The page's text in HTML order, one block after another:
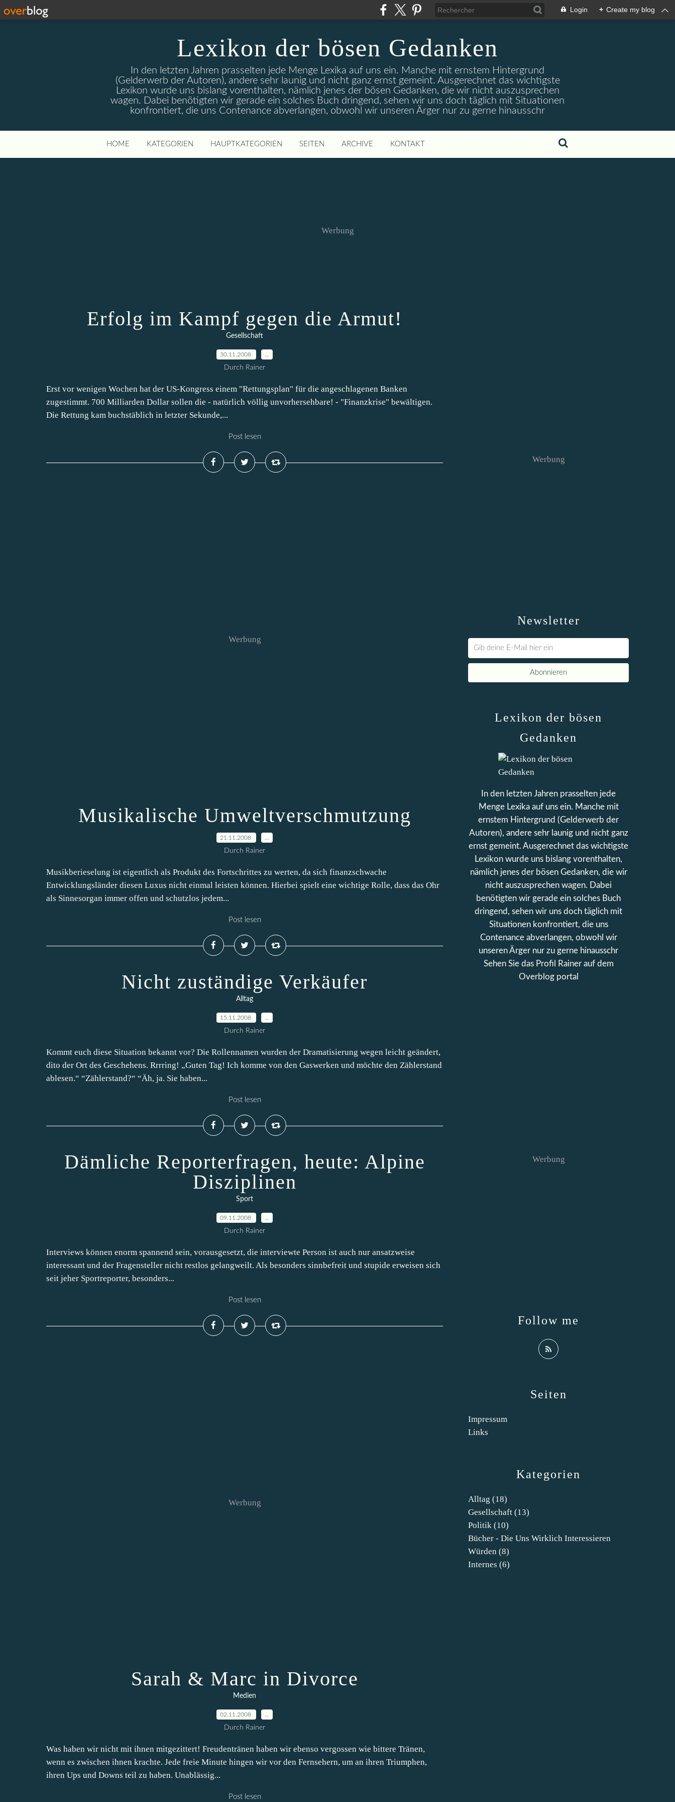
Login + Create my blog
Lexikon der bösen Gedanken
In den letzten Jahren prasselten jede Menge Lexika auf uns ein. Manche mit ernstem Hintergrund
(Gelderwerb der Autoren), andere sehr launig und nicht ganz ernst gemeint. Ausgerechnet das wichtigste
Lexikon wurde uns bislang vorenthalten, nämlich jenes der bösen Gedanken, die wir nicht auszusprechen
wagen. Dabei benötigten wir gerade ein solches Buch dringend, sehen wir uns doch täglich mit Situationen
konfrontiert, die uns Contenance abverlangen, obwohl wir unseren Ärger nur zu gerne hinausschr
HOME KATEGORIEN HAUPTKATEGORIEN SEITEN ARCHIVE KONTAKT
Werbung
Erfolg im Kampf gegen die Armut!
Gesellschaft
30.11.2008
Durch Rainer
Erst vor wenigen Wochen hat der US-Kongress einem "Rettungsplan" für die angeschlagenen Banken
zugestimmt. 700 Milliarden Dollar sollen die - natürlich völlig unvorhersehbare! - "Finanzkrise" bewältigen.
Die Rettung kam buchstäblich in letzter Sekunde,...
Post lesen
Werbung
Musikalische Umweltverschmutzung
21.11.2008
Durch Rainer
Musikberieselung ist eigentlich als Produkt des Fortschrittes zu werten, da sich finanzschwache
Entwicklungsländer diesen Luxus nicht einmal leisten können. Hierbei spielt eine wichtige Rolle, dass das Ohr
als Sinnesorgan immer offen und schutzlos jedem...
Post lesen
Nicht zuständige Verkäufer
Alltag
15.11.2008
Durch Rainer
Kommt euch diese Situation bekannt vor? Die Rollennamen wurden der Dramatisierung wegen leicht geändert,
dito der Ort des Geschehens. Rrrring! „Guten Tag! Ich komme von den Gaswerken und möchte den Zählerstand
ablesen.“ “Zählerstand?“ “Äh, ja. Sie haben...
Post lesen
Dämliche Reporterfragen, heute: Alpine
Disziplinen
Sport
09.11.2008
Durch Rainer
Interviews können enorm spannend sein, vorausgesetzt, die interviewte Person ist auch nur ansatzweise
interessant und der Fragensteller nicht restlos gelangweilt. Als besonders sinnbefreit und stupide erweisen sich
seit jeher Sportreporter, besonders...
Post lesen
Werbung
Sarah & Marc in Divorce
Medien
02.11.2008
Durch Rainer
Was haben wir nicht mit ihnen mitgezittert! Freudentränen haben wir ebenso vergossen wie bittere Tränen,
wenn es zwischen ihnen krachte. Jede freie Minute hingen wir vor den Fernsehern, um an ihren Triumphen,
ihren Ups und Downs teil zu haben. Unablässig...
Post lesen
Newsletter
Werbung
Kategorien
Alltag (18)
Gesellschaft (13)
Politik (10)
Bücher - Die Uns Wirklich Interessieren
Würden (8)
Internes (6)
Seiten
Impressum
Links
Lexikon der bösen
Gedanken
In den letzten Jahren prasselten jede
Menge Lexika auf uns ein. Manche mit
ernstem Hintergrund (Gelderwerb der
Autoren), andere sehr launig und nicht ganz
ernst gemeint. Ausgerechnet das wichtigste
Lexikon wurde uns bislang vorenthalten,
nämlich jenes der bösen Gedanken, die wir
nicht auszusprechen wagen. Dabei
benötigten wir gerade ein solches Buch
dringend, sehen wir uns doch täglich mit
Situationen konfrontiert, die uns
Contenance abverlangen, obwohl wir
unseren Ärger nur zu gerne hinausschr
Sehen Sie das Profil
Rainerauf dem
Overblog portal
Follow me
Werbung